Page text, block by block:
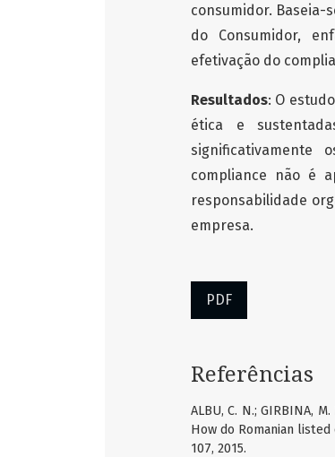
consumidor. Baseia-
do Consumidor,
efetivação do
Resultados: O
ética e
significativamente
compliance não é
responsabilidade
empresa.
PDF
Referências
ALBU, C. N.; GIRBINA,
How do Romanian listed
107, 2015.